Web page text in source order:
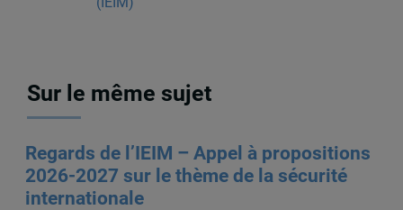
Sur le même sujet
Regards de l’IEIM – Appel à propositions
2026-2027 sur le thème de la sécurité
internationale